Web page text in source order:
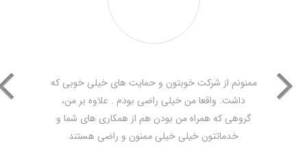
ممنونم از شرکت خوبتون و حمایت های خیلی خوبی که
داشت. واقعا من خیلی راضی بودم . علاوه بر من،
گروهی که همراه من بودن هم از همکاری های شما و
خدماتتون خیلی خیلی ممنون و راضی هستند